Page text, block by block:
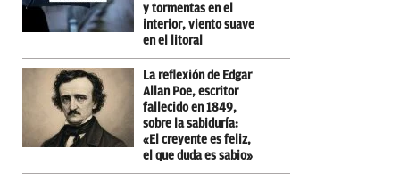
y tormentas en el
interior, viento suave
en el litoral
La reflexión de Edgar
Allan Poe, escritor
fallecido en 1849,
sobre la sabiduría:
«El creyente es feliz,
el que duda es sabio»